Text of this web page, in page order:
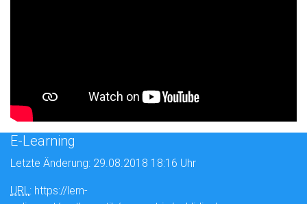
E-Learning
Letzte Änderung: 29.08.2018 18:16 Uhr
URL: https://lern-